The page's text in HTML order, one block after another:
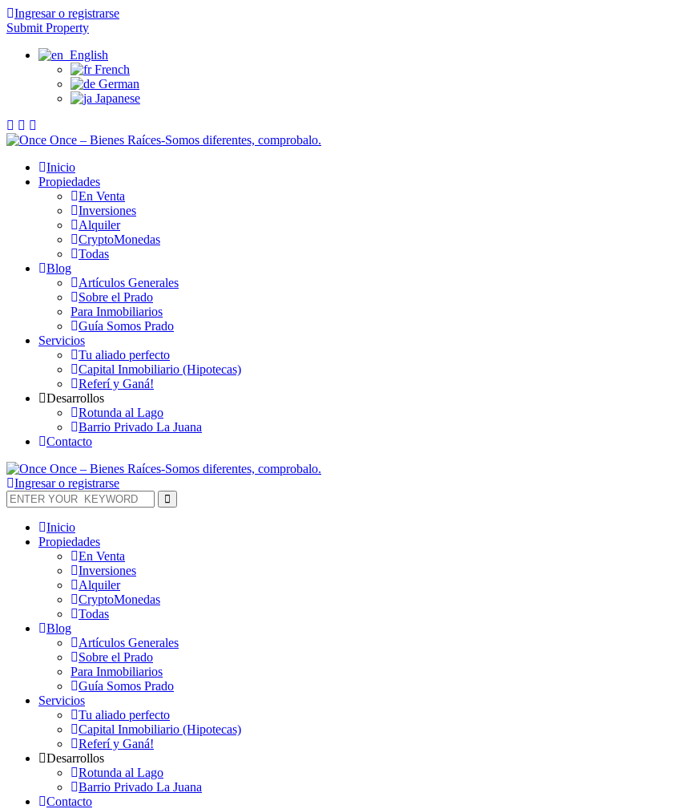
Ingresar o registrarse
Submit Property
English
French
German
Japanese
Inicio
Propiedades
En Venta
Inversiones
Alquiler
CryptoMonedas
Todas
Blog
Artículos Generales
Sobre el Prado
Para Inmobiliarios
Guía Somos Prado
Servicios
Tu aliado perfecto
Capital Inmobiliario (Hipotecas)
Referí y Ganá!
Desarrollos
Rotunda al Lago
Barrio Privado La Juana
Contacto
Ingresar o registrarse
Inicio
Propiedades
En Venta
Inversiones
Alquiler
CryptoMonedas
Todas
Blog
Artículos Generales
Sobre el Prado
Para Inmobiliarios
Guía Somos Prado
Servicios
Tu aliado perfecto
Capital Inmobiliario (Hipotecas)
Referí y Ganá!
Desarrollos
Rotunda al Lago
Barrio Privado La Juana
Contacto